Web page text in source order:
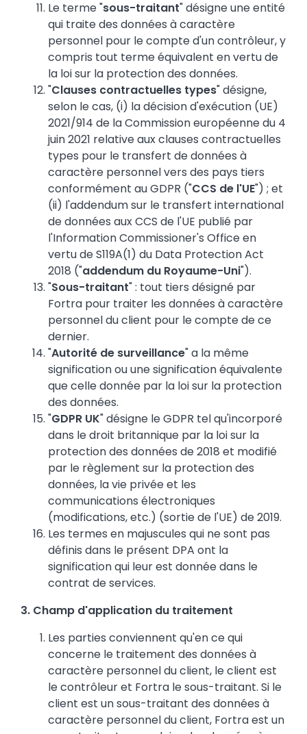
Le terme "sous-traitant" désigne une entité
qui traite des données à caractère
personnel pour le compte d'un contrôleur, y
compris tout terme équivalent en vertu de
la loi sur la protection des données.
"Clauses contractuelles types" désigne,
selon le cas, (i) la décision d'exécution (UE)
2021/914 de la Commission européenne du 4
juin 2021 relative aux clauses contractuelles
types pour le transfert de données à
caractère personnel vers des pays tiers
conformément au GDPR ("CCS de l'UE") ; et
(ii) l'addendum sur le transfert international
de données aux CCS de l'UE publié par
l'Information Commissioner's Office en
vertu de S119A(1) du Data Protection Act
2018 ("addendum du Royaume-Uni").
"Sous-traitant" : tout tiers désigné par
Fortra pour traiter les données à caractère
personnel du client pour le compte de ce
dernier.
"Autorité de surveillance" a la même
signification ou une signification équivalente
que celle donnée par la loi sur la protection
des données.
"GDPR UK" désigne le GDPR tel qu'incorporé
dans le droit britannique par la loi sur la
protection des données de 2018 et modifié
par le règlement sur la protection des
données, la vie privée et les
communications électroniques
(modifications, etc.) (sortie de l'UE) de 2019.
Les termes en majuscules qui ne sont pas
définis dans le présent DPA ont la
signification qui leur est donnée dans le
contrat de services.
3. Champ d'application du traitement
Les parties conviennent qu'en ce qui
concerne le traitement des données à
caractère personnel du client, le client est
le contrôleur et Fortra le sous-traitant. Si le
client est un sous-traitant des données à
caractère personnel du client, Fortra est un